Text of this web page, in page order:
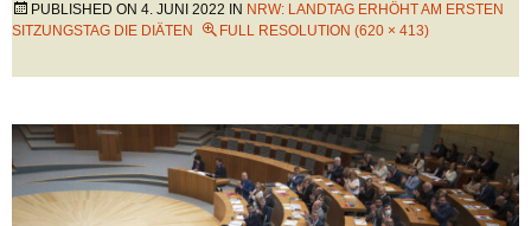
PUBLISHED ON 4. JUNI 2022 IN NRW: LANDTAG ERHÖHT AM ERSTEN
SITZUNGSTAG DIE DIÄTEN
FULL RESOLUTION (620 × 413)